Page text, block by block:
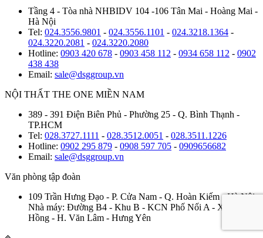
Tầng 4 - Tòa nhà NHBIDV 104 -106 Tân Mai - Hoàng Mai -
Hà Nội
Tel: 024.3556.9801 - 024.3556.1101 - 024.3218.1364 -
024.3220.2081 - 024.3220.2080
Hotline: 0903 420 678 - 0903 458 112 - 0934 658 112 - 0902
438 438
Email: sale@dsggroup.vn
NỘI THẤT THE ONE MIỀN NAM
389 - 391 Điện Biên Phủ - Phường 25 - Q. Bình Thạnh -
TP.HCM
Tel: 028.3727.1111 - 028.3512.0051 - 028.3511.1226
Hotline: 0902 295 879 - 0908 597 705 - 0909656682
Email: sale@dsggroup.vn
Văn phòng tập đoàn
109 Trần Hưng Đạo - P. Cửa Nam - Q. Hoàn Kiếm - Hà Nội
Nhà máy: Đường B4 - Khu B - KCN Phố Nối A - X. Lạc
Hồng - H. Văn Lâm - Hưng Yên